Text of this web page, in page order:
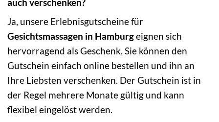
Ja, unsere Erlebnisgutscheine für
Gesichtsmassagen in Hamburgeignen sich
hervorragend als Geschenk. Sie können den
Gutschein einfach online bestellen und ihn an
Ihre Liebsten verschenken. Der Gutschein ist in
der Regel mehrere Monate gültig und kann
flexibel eingelöst werden.